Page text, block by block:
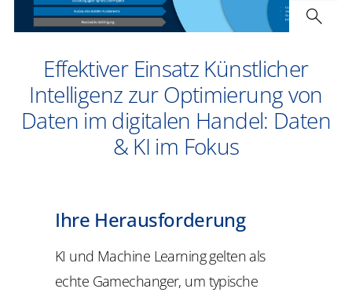
Effektiver Einsatz Künstlicher
Intelligenz zur Optimierung von
Daten im digitalen Handel: Daten
& KI im Fokus
Ihre Herausforderung
KI und Machine Learning gelten als
echte Gamechanger, um typische